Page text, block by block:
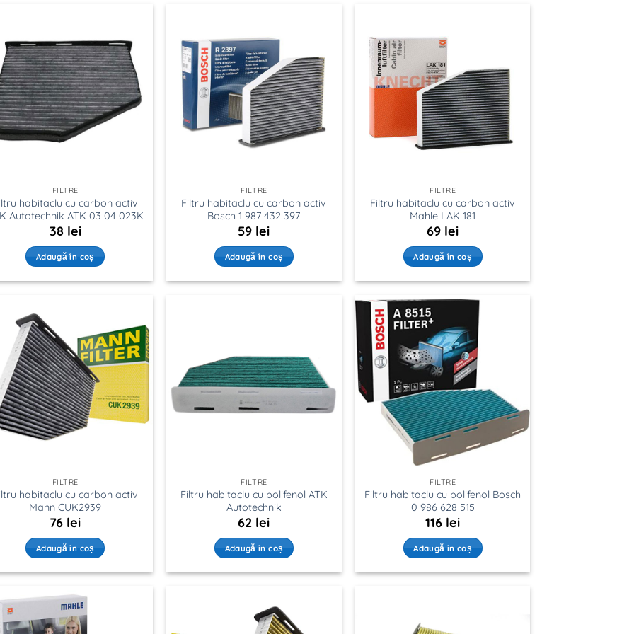
FILTRE
habitaclu cu carbon activ
Autotechnik ATK 03 04 023K
38 lei
Adaugă în coș
FILTRE
Filtru habitaclu cu carbon activ
Bosch 1 987 432 397
59 lei
Adaugă în coș
FILTRE
Filtru habitaclu cu carbon activ
Mahle LAK 181
69 lei
Adaugă în coș
FILTRE
habitaclu cu carbon activ
Mann CUK2939
76 lei
Adaugă în coș
FILTRE
Filtru habitaclu cu polifenol ATK
Autotechnik
62 lei
Adaugă în coș
FILTRE
Filtru habitaclu cu polifenol Bosch
0 986 628 515
116 lei
Adaugă în coș